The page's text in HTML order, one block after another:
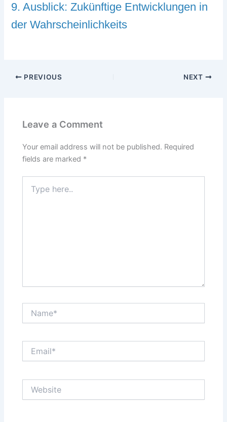
9. Ausblick: Zukünftige Entwicklungen in
der Wahrscheinlichkeits
PREVIOUS NEXT
Leave a Comment
Your email address will not be published. Required
fields are marked *
here..